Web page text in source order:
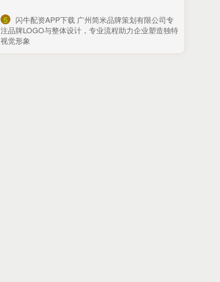
5
​闪牛配资APP下载 广州简米品牌策划有限公司专
注品牌LOGO与整体设计，专业流程助力企业塑造独特
视觉形象